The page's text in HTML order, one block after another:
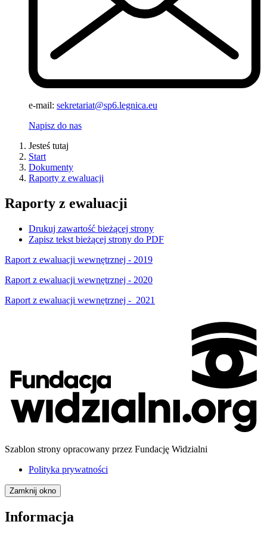
e-mail: sekretariat@sp6.legnica.eu
Napisz do nas
Jesteś tutaj
Start
Dokumenty
Raporty z ewaluacji
Raporty z ewaluacji
Drukuj zawartość bieżącej strony
Zapisz tekst bieżącej strony do PDF
Raport z ewaluacji wewnętrznej - 2019
Raport z ewaluacji wewnętrznej - 2020
Raport z ewaluacji wewnętrznej - 2021
Szablon strony opracowany przez Fundację Widzialni
Polityka prywatności
Zamknij okno
Informacja